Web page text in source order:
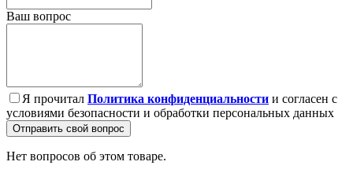
Ваш вопрос
Я прочитал Политика конфиденциальности и согласен с
условиями безопасности и обработки персональных данных
Отправить свой вопрос
Нет вопросов об этом товаре.